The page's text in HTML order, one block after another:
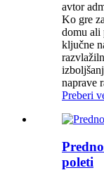
avtor
Ko gre
domu ali
ključne
naprave
Preberi
poleti